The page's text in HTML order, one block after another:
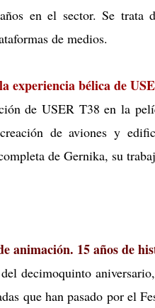
en el sector. Se trata
de medios.
experiencia bélica de
de USER T38 en la
de aviones y
de Gernika, su
animación. 15 años de
decimoquinto
que han pasado por el